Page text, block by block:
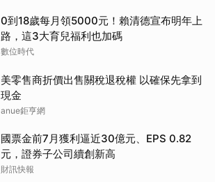
0到18歲每月領5000元！賴清德宣布明年上
路，這3大育兒福利也加碼
數位時代
美零售商折價出售關稅退稅權 以確保先拿到
現金
anue鉅亨網
國票金前7月獲利逼近30億元、EPS 0.82
元，證券子公司續創新高
財訊快報